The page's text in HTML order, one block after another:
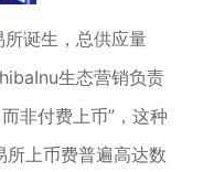
诞生，总供应量
生态营销负责
非付费上币”，这种
上币费普遍高达数